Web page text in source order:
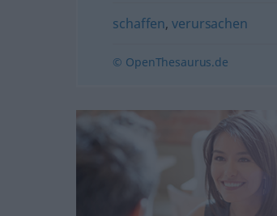
schaffen,verursachen
© OpenThesaurus.de